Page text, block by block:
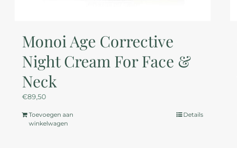
Monoi Age Corrective
Night Cream For Face &
Neck
€89,50
Toevoegen aan
winkelwagen
Details